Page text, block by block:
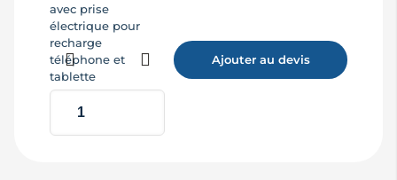
avec prise
électrique pour
recharge
téléphone et
tablette
Ajouter au devis